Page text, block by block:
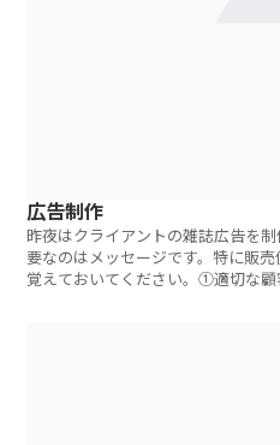
広告制作
昨夜はクライアントの雑誌広告を
要なのはメッセージです。特に販
覚えておいてください。①適切な